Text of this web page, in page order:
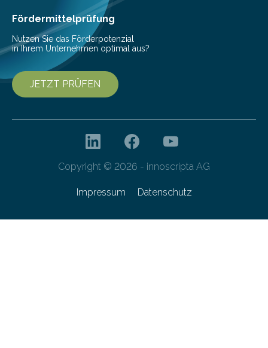
Fördermittelprüfung
Nutzen Sie das Förderpotenzial
in Ihrem Unternehmen optimal aus?
JETZT PRÜFEN
Copyright © 2026 - innoscripta AG
Impressum Datenschutz